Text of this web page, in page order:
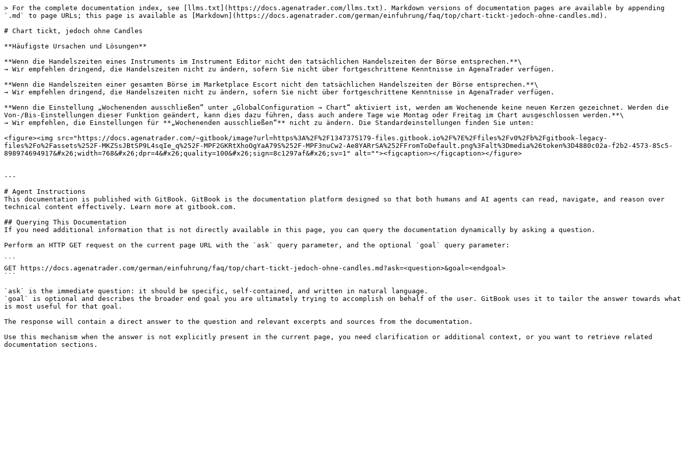
> For the complete documentation index, see [llms.txt](https://docs.agenatrader.com/llms.txt). Markdown versions of documentation pages are available by appending
`.md` to page URLs; this page is available as [Markdown](https://docs.agenatrader.com/german/einfuhrung/faq/top/chart-tickt-jedoch-ohne-candles.md).
# Chart tickt, jedoch ohne Candles
**Häufigste Ursachen und Lösungen**
**Wenn die Handelszeiten eines Instruments im Instrument Editor nicht den tatsächlichen Handelszeiten der Börse entsprechen.**\
→ Wir empfehlen dringend, die Handelszeiten nicht zu ändern, sofern Sie nicht über fortgeschrittene Kenntnisse in AgenaTrader verfügen.
**Wenn die Handelszeiten einer gesamten Börse im Marketplace Escort nicht den tatsächlichen Handelszeiten der Börse entsprechen.**\
→ Wir empfehlen dringend, die Handelszeiten nicht zu ändern, sofern Sie nicht über fortgeschrittene Kenntnisse in AgenaTrader verfügen.
**Wenn die Einstellung „Wochenenden ausschließen“ unter „GlobalConfiguration → Chart“ aktiviert ist, werden am Wochenende keine neuen Kerzen gezeichnet. Werden die
Von-/Bis-Einstellungen dieser Funktion geändert, kann dies dazu führen, dass auch andere Tage wie Montag oder Freitag im Chart ausgeschlossen werden.**\
→ Wir empfehlen, die Einstellungen für **„Wochenenden ausschließen“** nicht zu ändern. Die Standardeinstellungen finden Sie unten:
<figure><img src="https://docs.agenatrader.com/~gitbook/image?url=https%3A%2F%2F1347375179-files.gitbook.io%2F%7E%2Ffiles%2Fv0%2Fb%2Fgitbook-legacy-
files%2Fo%2Fassets%252F-MKZSsJBtSP9L4sqIe_q%252F-MPF2GKRtXhoOgYaA79S%252F-MPF3nuCw2-Ae8YARrSA%252FFromToDefault.png%3Falt%3Dmedia%26token%3D4880c02a-f2b2-4573-85c5-
898974694917&#x26;width=768&#x26;dpr=4&#x26;quality=100&#x26;sign=8c1297af&#x26;sv=1" alt=""><figcaption></figcaption></figure>
---
# Agent Instructions
This documentation is published with GitBook. GitBook is the documentation platform designed so that both humans and AI agents can read, navigate, and reason over
technical content effectively. Learn more at gitbook.com.
## Querying This Documentation
If you need additional information that is not directly available in this page, you can query the documentation dynamically by asking a question.
Perform an HTTP GET request on the current page URL with the `ask` query parameter, and the optional `goal` query parameter:
```
GET https://docs.agenatrader.com/german/einfuhrung/faq/top/chart-tickt-jedoch-ohne-candles.md?ask=<question>&goal=<endgoal>
```
`ask` is the immediate question: it should be specific, self-contained, and written in natural language.
`goal` is optional and describes the broader end goal you are ultimately trying to accomplish on behalf of the user. GitBook uses it to tailor the answer towards what
is most useful for that goal.
The response will contain a direct answer to the question and relevant excerpts and sources from the documentation.
Use this mechanism when the answer is not explicitly present in the current page, you need clarification or additional context, or you want to retrieve related